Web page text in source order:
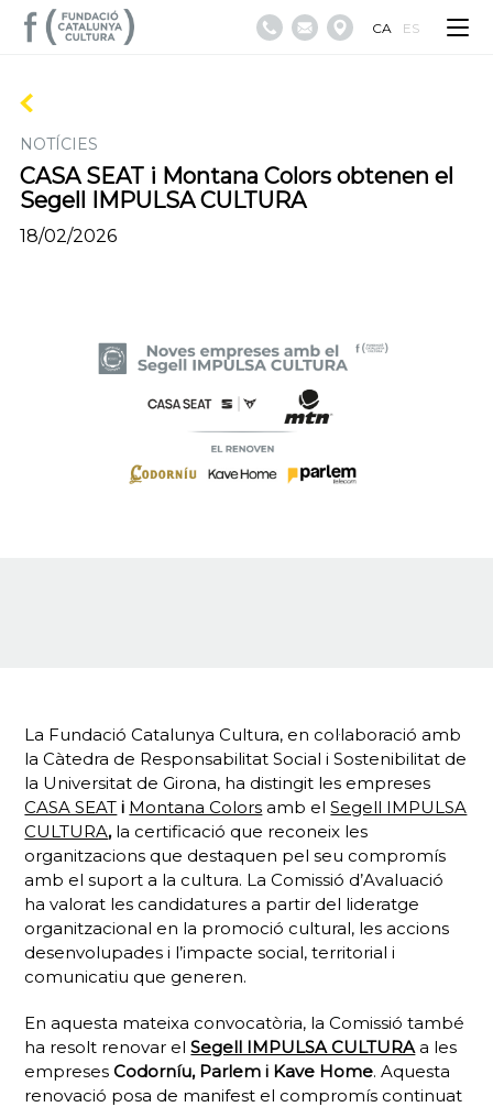
CA ES
NOTÍCIES
CASA SEAT i Montana Colors obtenen el
Segell IMPULSA CULTURA
18/02/2026
La Fundació Catalunya Cultura, en col·laboració amb
la Càtedra de Responsabilitat Social i Sostenibilitat de
la Universitat de Girona, ha distingit les empreses
CASA SEAT i Montana Colors amb elSegell IMPULSA
CULTURA,la certificació que reconeix les
organitzacions que destaquen pel seu compromís
amb el suport a la cultura. La Comissió d’Avaluació
ha valorat les candidatures a partir del lideratge
organitzacional en la promoció cultural, les accions
desenvolupades i l’impacte social, territorial i
comunicatiu que generen.
En aquesta mateixa convocatòria, la Comissió també
ha resolt renovar elSegell IMPULSA CULTURAa les
empresesCodorníu, Parlem i Kave Home. Aquesta
renovació posa de manifest el compromís continuat